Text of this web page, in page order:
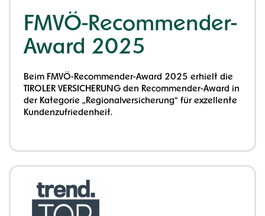
FMVÖ-Recommender-
Award 2025
Beim FMVÖ-Recommender-Award 2025 erhielt die
TIROLER VERSICHERUNG den Recommender-Award in
der Kategorie „Regionalversicherung“ für exzellente
Kundenzufriedenheit.